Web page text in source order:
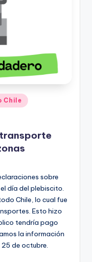
Chile
sobre
día del plebiscito.
Chile, lo cual fue
Esto hizo
tendría pago
la información
de octubre.